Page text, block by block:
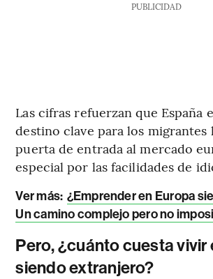
PUBLICIDAD
Las cifras refuerzan que España
destino clave para los migrantes
puerta de entrada al mercado
especial por las facilidades de
Ver más: ¿Emprender en Europa
Un camino complejo pero no
Pero, ¿cuánto cuesta vivir
siendo extranjero?